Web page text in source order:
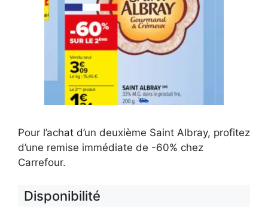
Pour l’achat d’un deuxième Saint Albray, profitez
d’une remise immédiate de -60% chez
Carrefour.
Disponibilité